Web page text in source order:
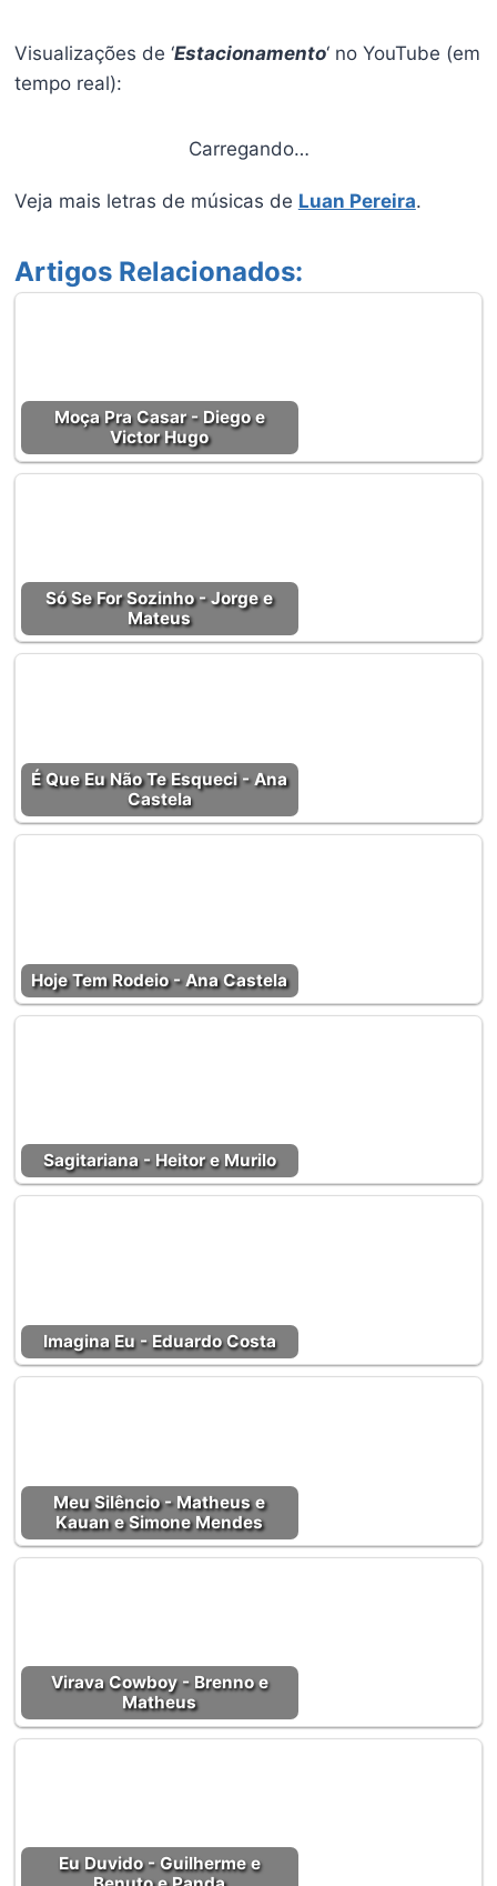
Visualizações de ‘Estacionamento‘ no YouTube (em
tempo real):
Carregando…
Veja mais letras de músicas de Luan Pereira.
Artigos Relacionados:
Moça Pra Casar - Diego e
Victor Hugo
Só Se For Sozinho - Jorge e
Mateus
É Que Eu Não Te Esqueci - Ana
Castela
Hoje Tem Rodeio - Ana Castela
Sagitariana - Heitor e Murilo
Imagina Eu - Eduardo Costa
Meu Silêncio - Matheus e
Kauan e Simone Mendes
Virava Cowboy - Brenno e
Matheus
Eu Duvido - Guilherme e